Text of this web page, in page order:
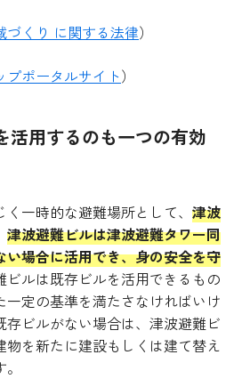
づくり に関する法律）
プポータルサイト）
活用するのも一つの有効
一時的な避難場所として、 津波
津波避難ビルは津波避難タワー同
い場合に活用でき、身の安全を守
ビルは既存ビルを活用できるもの
一定の基準を満たさなければいけ
存ビルがない場合は、津波避難ビ
物を新たに建設もしくは建て替え